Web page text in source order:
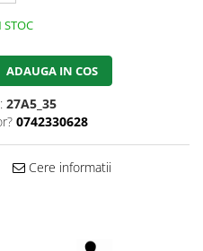
STOC
ADAUGA IN COS
27A5_35
0742330628
Cere informatii